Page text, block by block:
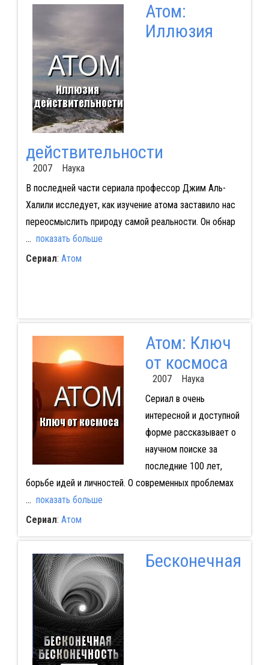
Атом:
Иллюзия
действительности
2007 Наука
В последней части сериала профессор Джим Аль-
Халили исследует, как изучение атома заставило нас
переосмыслить природу самой реальности. Он обнар
... показать больше
Сериал: Атом
Атом: Ключ
от космоса
2007 Наука
Сериал в очень
интересной и доступной
форме рассказывает о
научном поиске за
последние 100 лет,
борьбе идей и личностей. О современных проблемах
... показать больше
Сериал: Атом
Бесконечная